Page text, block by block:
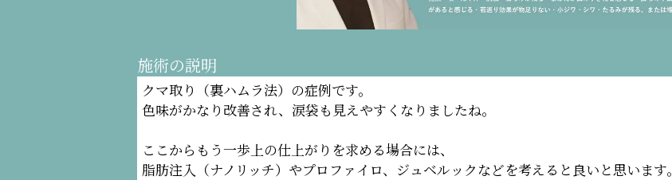
施術の説明
クマ取り（裏ハムラ法）の症例です。
色味がかなり改善され、涙袋も見えやすくなりましたね。
ここからもう一歩上の仕上がりを求める場合には、
脂肪注入（ナノリッチ）やプロファイロ、ジュベルックなどを考えると良いと思います。